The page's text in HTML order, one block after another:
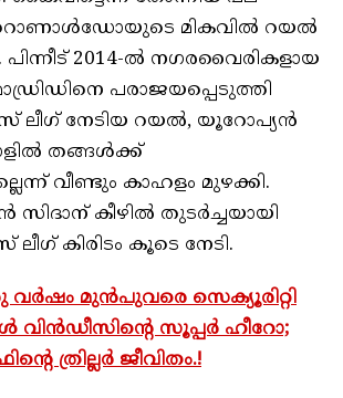
മികവില്‍ റയല്‍
പിന്നീട് 2014-ല്‍ നഗരവൈരികളായ
പരാജയപ്പെടുത്തി
ലീഗ് നേടിയ റയല്‍, യൂറോപ്യന്‍
തങ്ങള്‍ക്ക്
വീണ്ടും കാഹളം മുഴക്കി.
സിദാന് കീഴില്‍ തുടര്‍ച്ചയായി
ലീഗ് കിരിടം കൂടെ നേടി.
വർഷം മുൻപുവരെ സെക്യൂരിറ്റി
വിന്‍ഡീസിന്റെ സൂപ്പർ ഹീറോ;
ത്രില്ലർ ജീവിതം.!